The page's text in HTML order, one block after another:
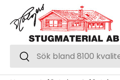
Hoppa över
Sök
Sök